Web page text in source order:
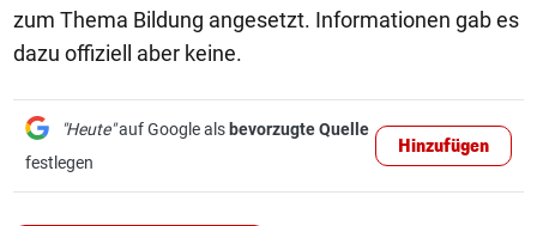
zum Thema Bildung angesetzt. Informationen gab es
dazu offiziell aber keine.
"Heute"auf Google als bevorzugte Quelle
festlegen
Hinzufügen